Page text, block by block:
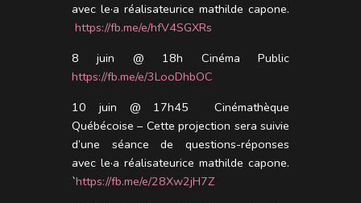
avec le·a réalisateurice mathilde capone.
https://fb.me/e/hfV4SGXRs
8 juin @ 18h Cinéma Public
https://fb.me/e/3LooDhbOC
10 juin @ 17h45 Cinémathèque
Québécoise – Cette projection sera suivie
d’une séance de questions-réponses
avec le·a réalisateurice mathilde capone.
`https://fb.me/e/28Xw2jH7Z